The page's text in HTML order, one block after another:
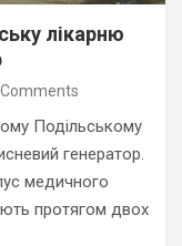
лікарню
Comments
Подільському
генератор.
медичного
протягом двох